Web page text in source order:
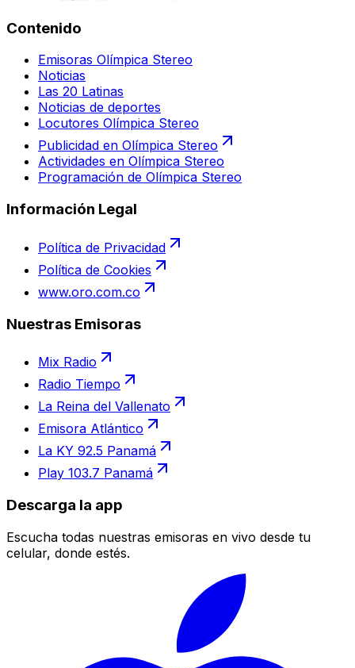
Contenido
Emisoras Olímpica Stereo
Noticias
Las 20 Latinas
Noticias de deportes
Locutores Olímpica Stereo
Publicidad en Olímpica Stereo
Actividades en Olímpica Stereo
Programación de Olímpica Stereo
Información Legal
Política de Privacidad
Política de Cookies
www.oro.com.co
Nuestras Emisoras
Mix Radio
Radio Tiempo
La Reina del Vallenato
Emisora Atlántico
La KY 92.5 Panamá
Play 103.7 Panamá
Descarga la app
Escucha todas nuestras emisoras en vivo desde tu
celular, donde estés.